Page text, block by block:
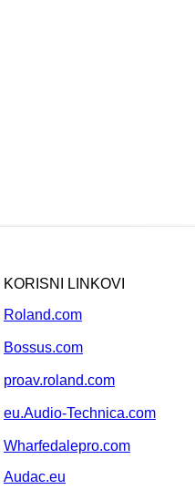
KORISNI LINKOVI
Roland.com
Bossus.com
proav.roland.com
eu.Audio-Technica.com
Wharfedalepro.com
Audac.eu